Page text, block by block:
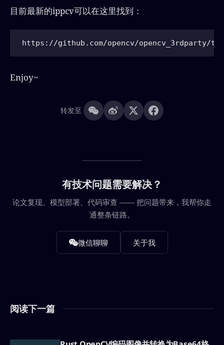
目前最新的ippcv可以在这里找到：
Enjoy~
转发至
有技术问题需要解决？
论文复现、模型部署、代码审查 —— 把问题带来，我帮你走
通整条链路。
微信聊聊 关于我
阅读下一篇